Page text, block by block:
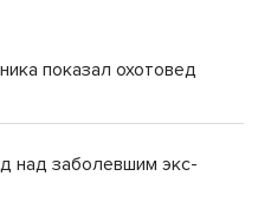
показал охотовед
над заболевшим экс-